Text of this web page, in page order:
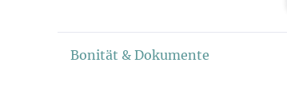
Bonität & Dokumente